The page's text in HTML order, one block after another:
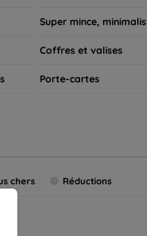
Super mince,
Coffres et valises
Porte-cartes
chers Réductions